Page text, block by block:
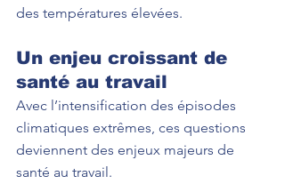
des températures élevées.
Un enjeu croissant de
santé au travail
Avec l’intensification des épisodes
climatiques extrêmes, ces questions
deviennent des enjeux majeurs de
santé au travail.